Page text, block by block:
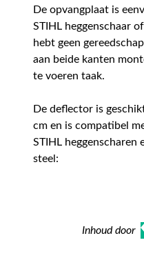
De opvangplaat is
STIHL heggenschaar
hebt geen
aan beide kanten
te voeren taak.
De deflector is
cm en is compatibel
STIHL heggenscharen
steel:
Inhoud door